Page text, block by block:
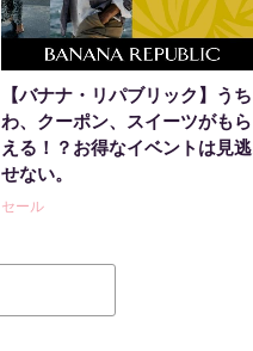
【バナナ・リパブリック】うち
わ、クーポン、スイーツがもら
える！？お得なイベントは見逃
せない。
セール